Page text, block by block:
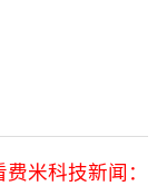
米科技新闻：